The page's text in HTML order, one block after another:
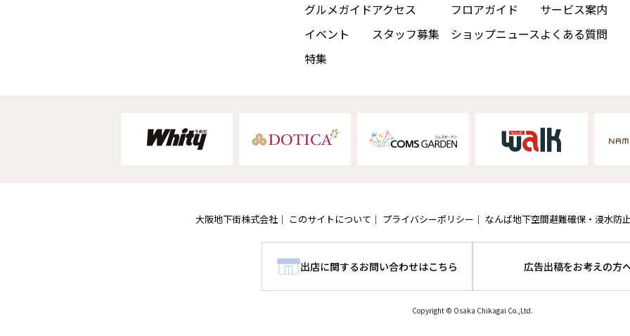
グルメガイド
イベント
特集
アクセス
スタッフ募集
フロアガイド
ショップニュース
サービス案内
よくある質問
大阪地下街株式会社 このサイトについて プライバシーポリシー なんば地下空間避難確保・浸水防
出店に関するお問い合わせはこちら 広告出稿をお考えの方
Copyright © Osaka Chikagai Co.,Ltd.